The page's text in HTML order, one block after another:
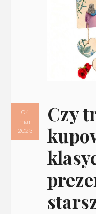
Czy
04
mar
2023